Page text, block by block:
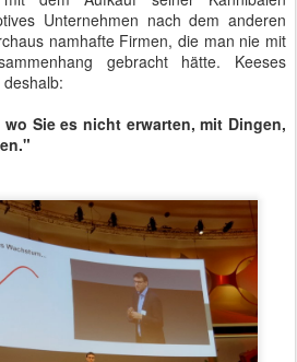
Unternehmen nach dem anderen
namhafte Firmen, die man nie mit
gebracht hätte. Keeses
Sie es nicht erwarten, mit Dingen,